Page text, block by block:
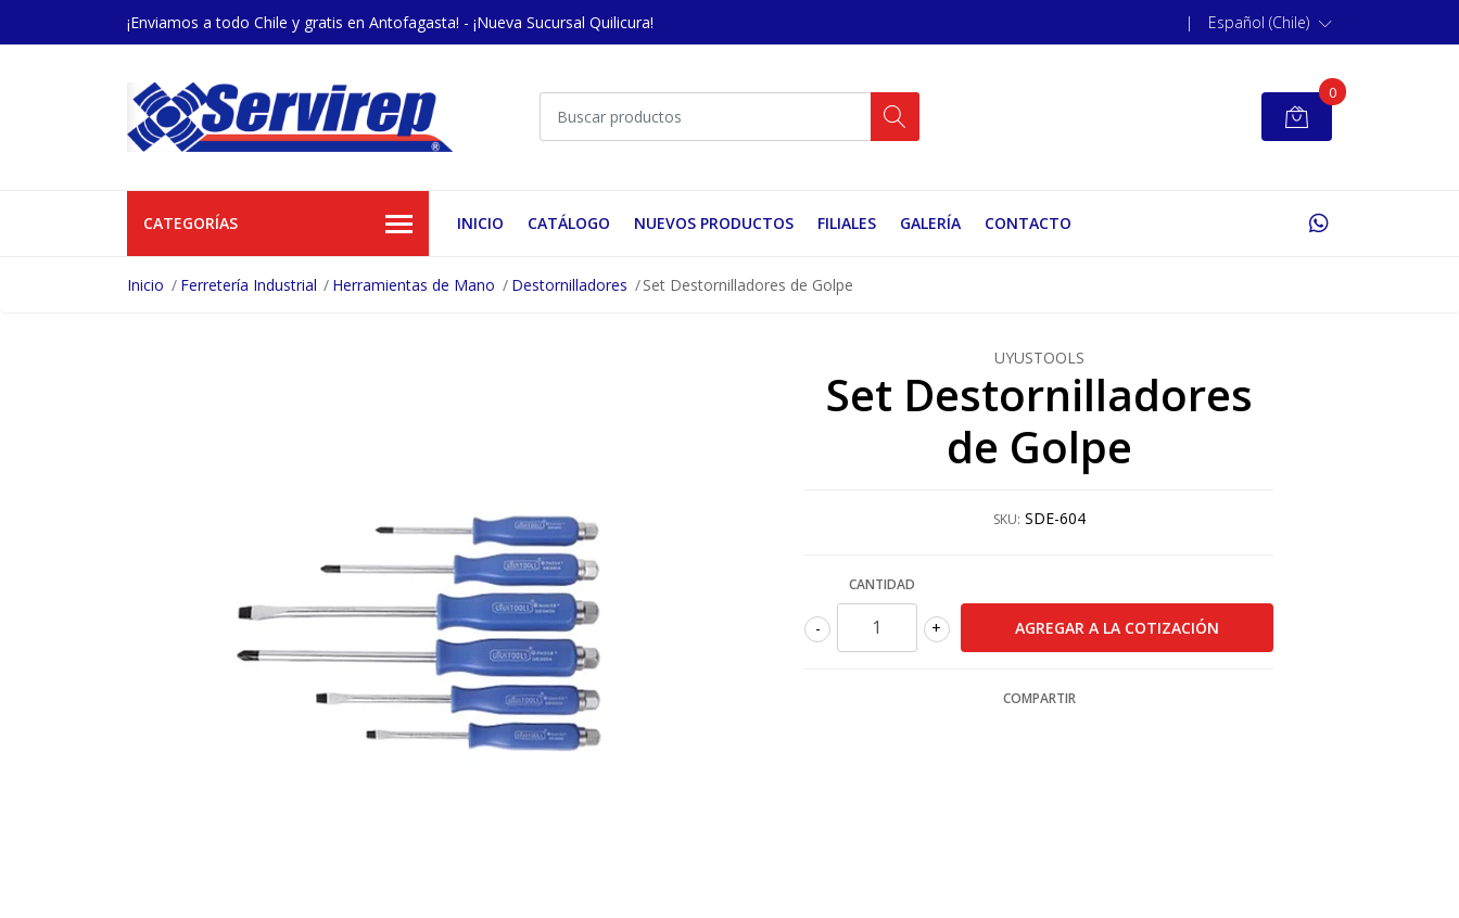
¡Enviamos a todo Chile y gratis en Antofagasta! - ¡Nueva Sucursal Quilicura! | Español (Chile)
0
CATEGORÍAS INICIO CATÁLOGO NUEVOS PRODUCTOS FILIALES GALERÍA CONTACTO
Inicio Ferretería Industrial Herramientas de Mano Destornilladores Set Destornilladores de Golpe
UYUSTOOLS
Set Destornilladores
de Golpe
SKU: SDE-604
CANTIDAD
+
-
COMPARTIR